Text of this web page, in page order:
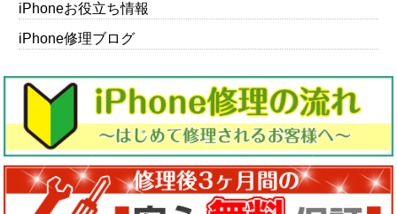
iPhoneお役立ち情報
iPhone修理ブログ